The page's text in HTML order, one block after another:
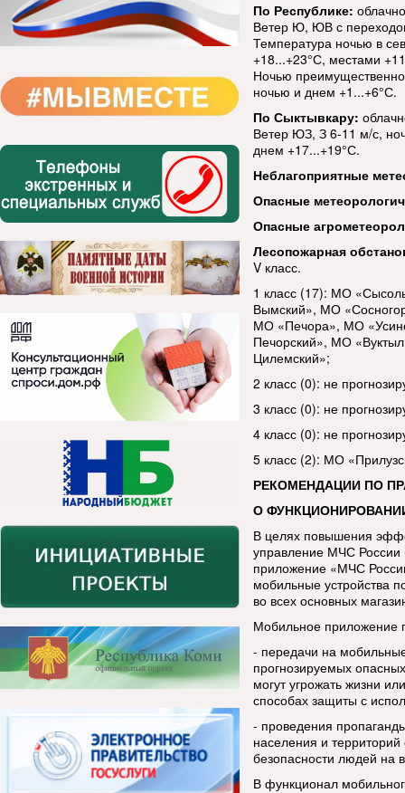
По Республике:
Ветер Ю, ЮВ с
Температура ночью в
+18...+23°С, местами
Ночью
ночью и днем +1...+6°С.
По Сыктывкару:
Ветер ЮЗ, З 6-11 м/с,
днем +17...+19°С.
Неблагоприятные
Опасные
Опасные
Лесопожарная
V класс.
1 класс (17): МО
Вымский», МО
МО «Печора», МО
Печорский», МО
Цилемский»;
2 класс (0): не
3 класс (0): не
4 класс (0): не
5 класс (2): МО
РЕКОМЕНДАЦИИ ПО
О
В целях повышения
управление МЧС России
приложение «МЧС
мобильные устройства
во всех основных
Мобильное приложение
- передачи на
прогнозируемых
могут угрожать жизни
способах защиты с
- проведения
населения и
безопасности людей на
В функционал